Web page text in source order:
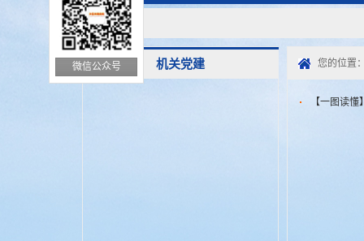
微信公众号 机关党建 您的位置
【一图读